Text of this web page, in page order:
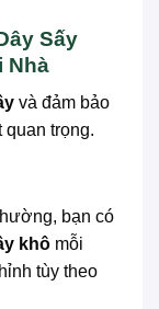
Sấy
Nhà
và đảm bảo
quan trọng.
bạn có
khômỗi
tùy theo